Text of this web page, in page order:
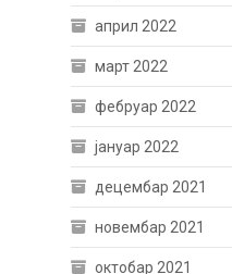
април 2022
март 2022
фебруар 2022
јануар 2022
децембар 2021
новембар 2021
октобар 2021